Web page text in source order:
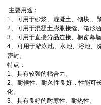
主要用途：
1、可用于砂浆、混凝土、砌块,、
2、可用于混凝土膨胀接缝、箱形
3、可用于直接分品连接、橱窗幕
4、可用于游泳池、水池、浴池、
密封。
特点：
1、具有较强的粘合力。
2、耐候性、耐久性良好，性能可
化。
3、具有良好的耐寒性、耐热性。